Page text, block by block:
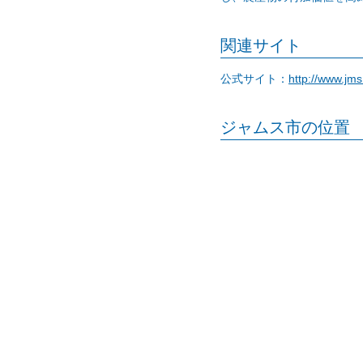
関連サイト
公式サイト： http://
ジャムス市の位置